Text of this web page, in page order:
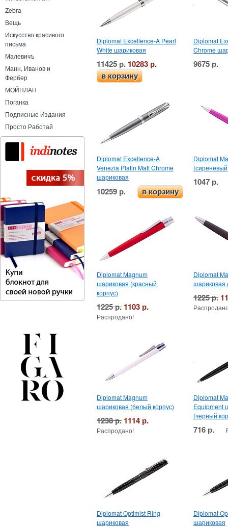
Zebra
Вещь
Искусство красивого
письма
Малевичъ
Манн, Иванов и
Фербер
МОЙПЛАН
Поганка
Подписные Издания
Просто Работай
Diplomat Excellence-A Pearl
White шариковая
11425 р. 10283 р.
в корзину
Diplomat
Chrome
9675 р.
Diplomat Excellence-A
Venezia Platin Matt Chrome
шариковая
10259 р. в корзину
Diplomat
1047 р.
Diplomat Magnum
шариковая (красный
корпус)
1225 р. 1103 р.
Распродано!
Diplomat
шариковая
1225 р.
Diplomat Magnum
шариковая (белый корпус)
1238 р. 1114 р.
Распродано!
Diplomat
Equipment
(черный
716 р.
Diplomat Optimist Ring
шариковая
Diplomat
шариковая